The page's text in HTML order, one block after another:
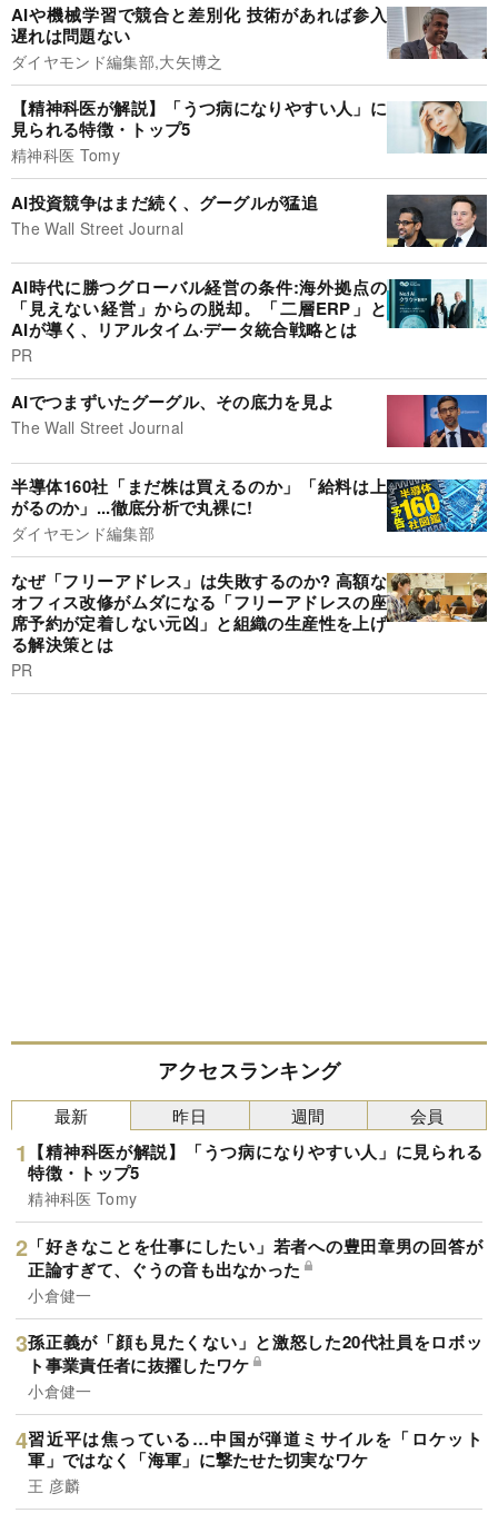
AIや機械学習で競合と差別化 技術があれば参入
遅れは問題ない
ダイヤモンド編集部,大矢博之
【精神科医が解説】「うつ病になりやすい人」に
見られる特徴・トップ5
精神科医 Tomy
AI投資競争はまだ続く、グーグルが猛追
The Wall Street Journal
AI時代に勝つグローバル経営の条件:海外拠点の
「見えない経営」からの脱却。「二層ERP」と
AIが導く、リアルタイム·データ統合戦略とは
PR
AIでつまずいたグーグル、その底力を見よ
The Wall Street Journal
半導体160社「まだ株は買えるのか」「給料は上
がるのか」...徹底分析で丸裸に!
ダイヤモンド編集部
なぜ「フリーアドレス」は失敗するのか? 高額な
オフィス改修がムダになる「フリーアドレスの座
席予約が定着しない元凶」と組織の生産性を上げ
る解決策とは
PR
アクセスランキング
最新
【精神科医が解説】「うつ病になりやすい人」に見られる
特徴・トップ5
精神科医 Tomy
「好きなことを仕事にしたい」若者への豊田章男の回答が
正論すぎて、ぐうの音も出なかった
小倉健一
孫正義が「顔も見たくない」と激怒した20代社員をロボッ
ト事業責任者に抜擢したワケ
小倉健一
習近平は焦っている…中国が弾道ミサイルを「ロケット
軍」ではなく「海軍」に撃たせた切実なワケ
王 彦麟
昨日 週間 会員